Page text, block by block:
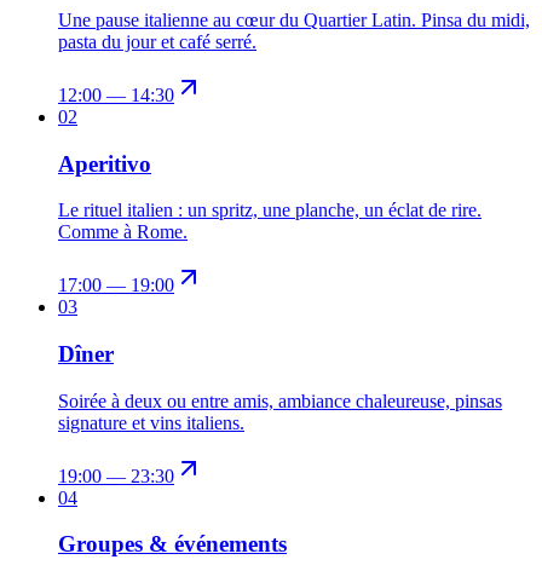
Une pause italienne au cœur du Quartier Latin. Pinsa du midi,
pasta du jour et café serré.
12:00 — 14:30
02
Aperitivo
Le rituel italien : un spritz, une planche, un éclat de rire.
Comme à Rome.
17:00 — 19:00
03
Dîner
Soirée à deux ou entre amis, ambiance chaleureuse, pinsas
signature et vins italiens.
19:00 — 23:30
04
Groupes & événements